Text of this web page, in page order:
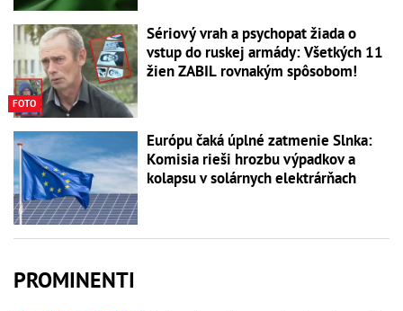
FOTO
Sériový vrah a psychopat žiada o
vstup do ruskej armády: Všetkých 11
žien ZABIL rovnakým spôsobom!
Európu čaká úplné zatmenie Slnka:
Komisia rieši hrozbu výpadkov a
kolapsu v solárnych elektrárňach
PROMINENTI